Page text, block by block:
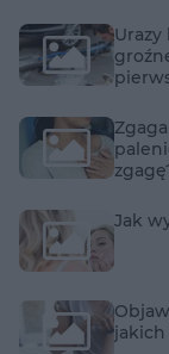
Jak
jakich